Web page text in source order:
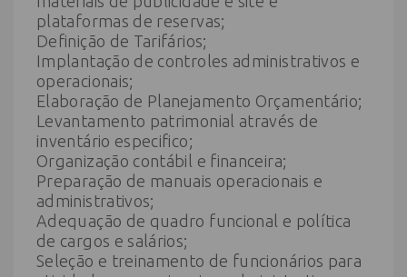
plataformas de reservas;
Definição de Tarifários;
Implantação de controles administrativos e
operacionais;
Elaboração de Planejamento Orçamentário;
Levantamento patrimonial através de
inventário especifico;
Organização contábil e financeira;
Preparação de manuais operacionais e
administrativos;
Adequação de quadro funcional e política
de cargos e salários;
Seleção e treinamento de funcionários para